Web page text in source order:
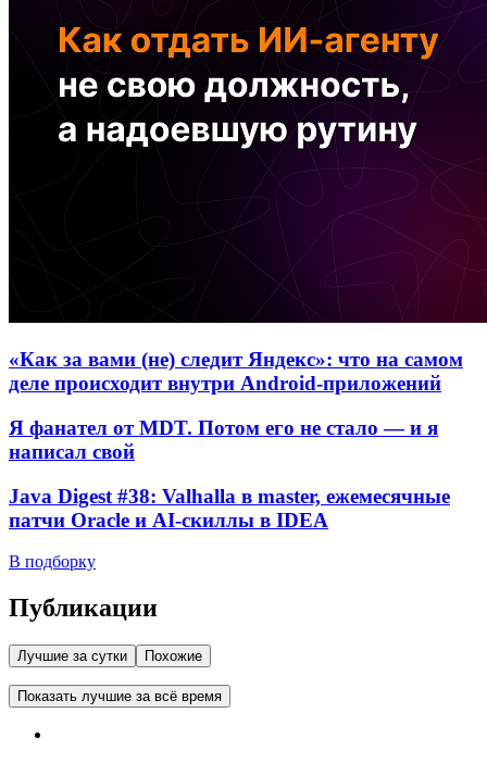
«Как за вами (не) следит Яндекс»: что на самом
деле происходит внутри Android-приложений
Я фанател от MDT. Потом его не стало — и я
написал свой
Java Digest #38: Valhalla в master, ежемесячные
патчи Oracle и AI-скиллы в IDEA
В подборку
Публикации
Лучшие за сутки Похожие
Показать лучшие за всё время